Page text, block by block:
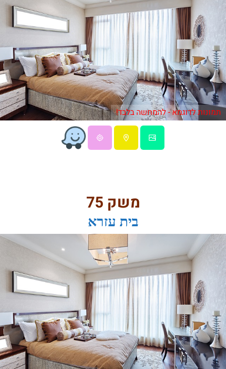
תמונות לדוגמא - להמחשה בלבד!
משק 75
בית עזרא